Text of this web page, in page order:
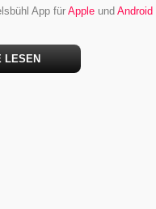
App für Appleund Android
LESEN